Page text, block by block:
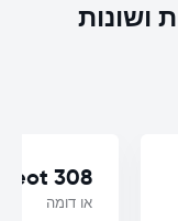
ושונות
308
או דומה